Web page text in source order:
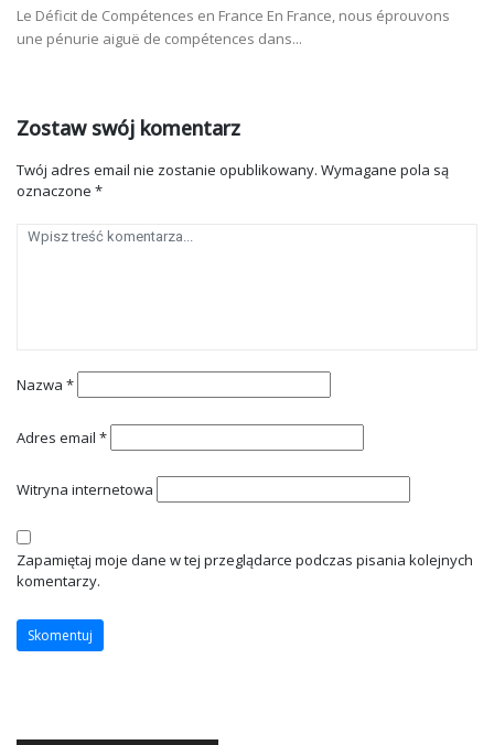
Le Déficit de Compétences en France En France, nous éprouvons
une pénurie aiguë de compétences dans...
Zostaw swój komentarz
Twój adres email nie zostanie opublikowany. Wymagane pola są
oznaczone *
Nazwa *
Adres email *
Witryna internetowa
Zapamiętaj moje dane w tej przeglądarce podczas pisania kolejnych
komentarzy.